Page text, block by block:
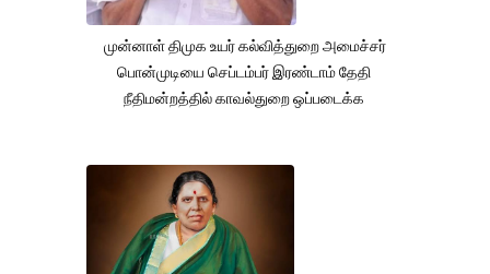
முன்னாள் திமுக உயர் கல்வித்துறை அமைச்சர்
பொன்முடியை செப்டம்பர் இரண்டாம் தேதி
நீதிமன்றத்தில் காவல்துறை ஒப்படைக்க